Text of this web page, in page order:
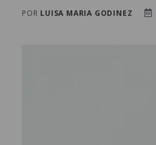
POR LUISA MARIA GODINEZ